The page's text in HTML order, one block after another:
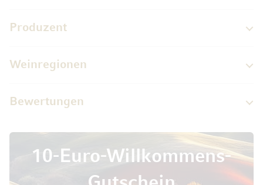
Produzent
Weinregionen
Bewertungen
10-Euro-Willkommens-